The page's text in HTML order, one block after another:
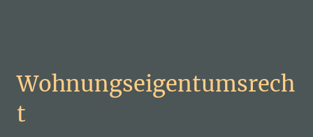
Wohnungseigentumsrech
t